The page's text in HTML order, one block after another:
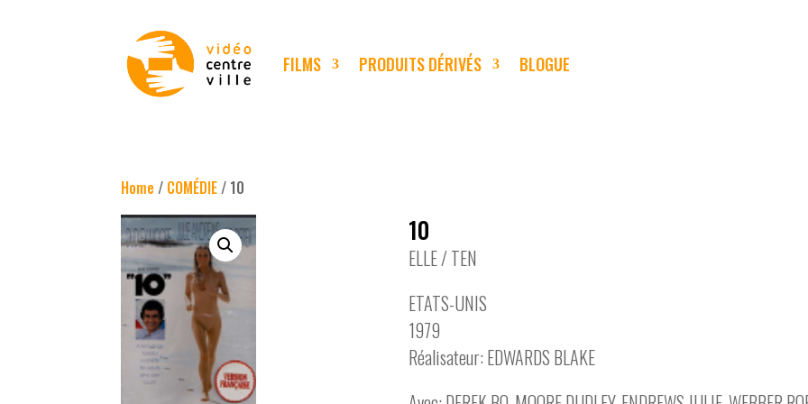
FILMS PRODUITS DÉRIVÉS BLOGUE
Home / COMÉDIE/ 10
10
ELLE / TEN
ETATS-UNIS
1979
Réalisateur: EDWARDS BLAKE